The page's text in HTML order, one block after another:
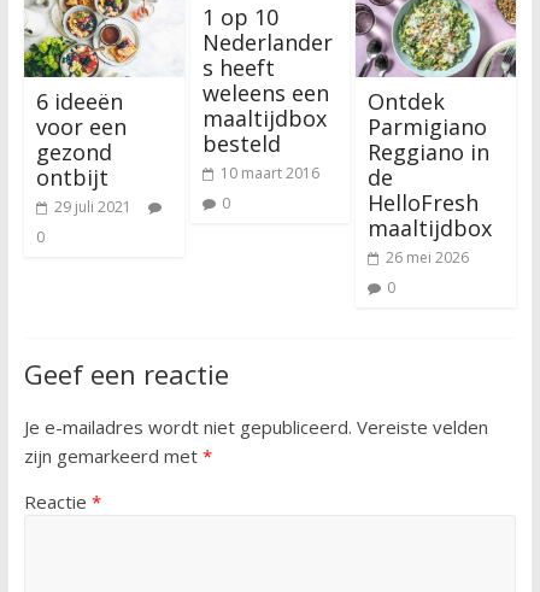
6 ideeën
voor een
gezond
ontbijt
29 juli 2021
0
1 op 10
Nederlander
s heeft
weleens een
maaltijdbox
besteld
10 maart 2016
0
Ontdek
Parmigiano
Reggiano in
de
HelloFresh
maaltijdbox
26 mei 2026
0
Geef een reactie
Je e-mailadres wordt niet gepubliceerd. Vereiste velden
zijn gemarkeerd met *
Reactie *